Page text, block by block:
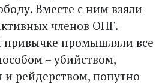
Вместе с ним взяли
членов ОПГ.
привычке промышляли все
– убийством,
и рейдерством, попутно